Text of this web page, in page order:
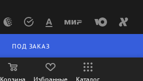
ПОД ЗАКАЗ
Корзина Избранные Каталог